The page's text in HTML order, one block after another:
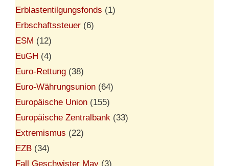
Erblastentilgungsfonds (1)
Erbschaftssteuer (6)
ESM (12)
EuGH (4)
Euro-Rettung (38)
Euro-Währungsunion (64)
Europäische Union (155)
Europäische Zentralbank (33)
Extremismus (22)
EZB (34)
Fall Geschwister May (3)